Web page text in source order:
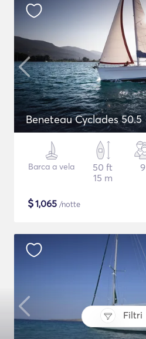
Filtri
Beneteau Cyclades 50.5
Barca a vela
50 ft
15 m
9
$1,065 /notte